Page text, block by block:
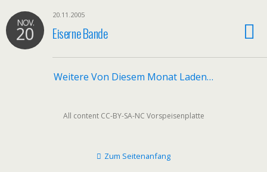
NOV.
20
20.11.2005
Eiserne Bande
Weitere Von Diesem Monat Laden…
All content CC-BY-SA-NC Vorspeisenplatte
Zum Seitenanfang